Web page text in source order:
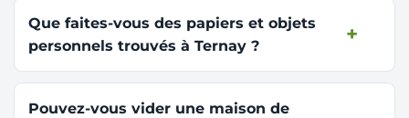
Que faites-vous des papiers et objets
personnels trouvés à Ternay ?
Pouvez-vous vider une maison de